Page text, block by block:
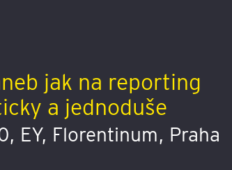
jak na reporting
a jednoduše
EY, Florentinum, Praha